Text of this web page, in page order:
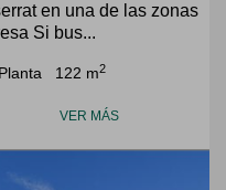
en una de las zonas
Si bus...
Planta 122 m2
VER MÁS